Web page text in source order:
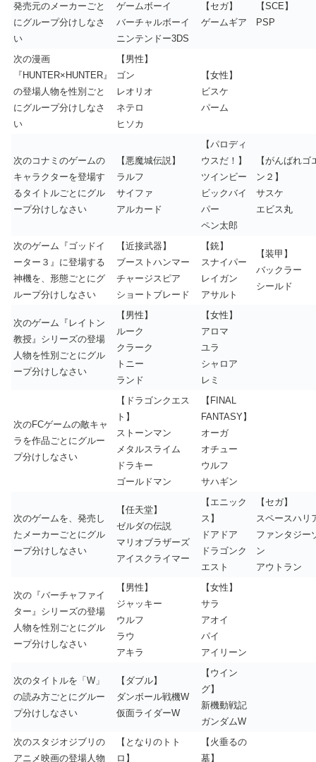
発売元のメーカーごと
にグループ分けしなさ
い
ゲームボーイ
バーチャルボーイ
ニンテンドー3DS
【セガ】
ゲームギア
【SCE】
PSP
次の漫画
『HUNTER×HUNTER』
の登場人物を性別ごと
にグループ分けしなさ
い
【男性】
ゴン
レオリオ
ネテロ
ヒソカ
【女性】
ビスケ
パーム
次のコナミのゲームの
キャラクターを登場す
るタイトルごとにグル
ープ分けしなさい
【悪魔城伝説】
ラルフ
サイファ
アルカード
【パロディ
ウスだ！】
ツインビー
ビックバイ
パー
ペン太郎
【がんばれゴ
ン２】
サスケ
エビス丸
次のゲーム『ゴッドイ
ーター３』に登場する
神機を、形態ごとにグ
ループ分けしなさい
【近接武器】
ブーストハンマー
チャージスピア
ショートブレード
【銃】
スナイパー
レイガン
アサルト
【装甲】
バックラー
シールド
次のゲーム『レイトン
教授』シリーズの登場
人物を性別ごとにグル
ープ分けしなさい
【男性】
ルーク
クラーク
トニー
ランド
【女性】
アロマ
ユラ
シャロア
レミ
次のFCゲームの敵キャ
ラを作品ごとにグルー
プ分けしなさい
【ドラゴンクエス
ト】
ストーンマン
メタルスライム
ドラキー
ゴールドマン
【FINAL
FANTASY】
オーガ
オチュー
ウルフ
サハギン
次のゲームを、発売し
たメーカーごとにグル
ープ分けしなさい
【任天堂】
ゼルダの伝説
マリオブラザーズ
アイスクライマー
【エニック
ス】
ドアドア
ドラゴンク
エスト
【セガ】
スペースハリ
ファンタジー
ン
アウトラン
次の『バーチャファイ
ター』シリーズの登場
人物を性別ごとにグル
ープ分けしなさい
【男性】
ジャッキー
ウルフ
ラウ
アキラ
【女性】
サラ
アオイ
パイ
アイリーン
次のタイトルを「W」
の読み方ごとにグルー
プ分けしなさい
【ダブル】
ダンボール戦機W
仮面ライダーW
【ウイン
グ】
新機動戦記
ガンダムW
次のスタジオジブリの
アニメ映画の登場人物
【となりのトト
ロ】
【火垂るの
墓】